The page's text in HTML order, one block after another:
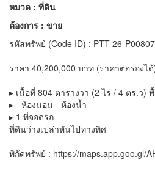
หมวด : ที่ดิน
ต้องการ : ขาย
รหัสทรัพย์ (Code ID) : PTT-26-P00807
ราคา 40,200,000 บาท (ราคาต่อรองไ
▸ เนื้อที่ 804 ตารางวา (2 ไร่ / 4 ตร.ว)
▸ - ห้องนอน - ห้องน้ำ
▸ 1 ที่จอดรถ
ที่ดินว่างเปล่าหันไปทางทิศ
พิกัดทรัพย์ : https://maps.app.goo.gl/